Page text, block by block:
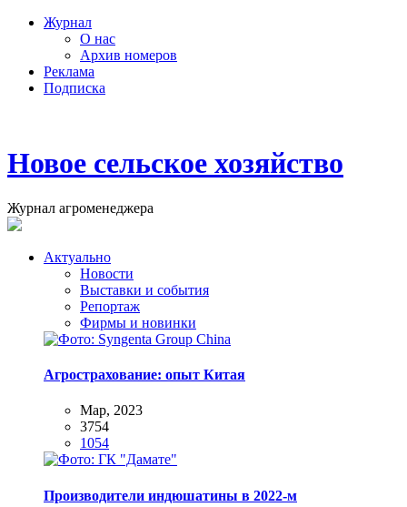
Журнал
О нас
Архив номеров
Реклама
Подписка
Новое сельское хозяйство
Журнал агроменеджера
Актуально
Новости
Выставки и события
Репортаж
Фирмы и новинки
Агрострахование: опыт Китая
Мар, 2023
3754
1054
Производители индюшатины в 2022-м